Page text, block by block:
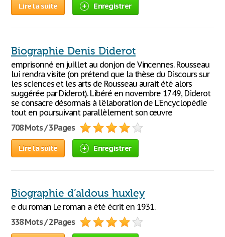
Lire la suite Enregistrer
Biographie Denis Diderot
emprisonné en juillet au donjon de Vincennes. Rousseau
lui rendra visite (on prétend que la thèse du Discours sur
les sciences et les arts de Rousseau aurait été alors
suggérée par Diderot). Libéré en novembre 1749, Diderot
se consacre désormais à l'élaboration de L'Encyclopédie
tout en poursuivant parallèlement son œuvre
708 Mots / 3 Pages
Lire la suite Enregistrer
Biographie d’aldous huxley
e du roman Le roman a été écrit en 1931.
338 Mots / 2 Pages